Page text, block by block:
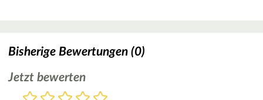
Bisherige Bewertungen (0)
Jetzt bewerten
Bewertung
5
4
3
2
1